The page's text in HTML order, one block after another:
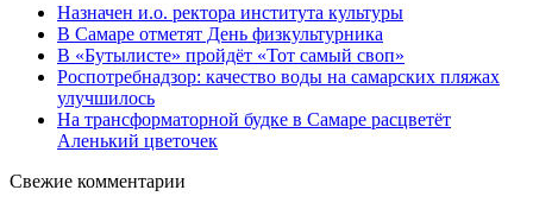
Назначен и.о. ректора института культуры
В Самаре отметят День физкультурника
В «Бутылисте» пройдёт «Тот самый своп»
Роспотребнадзор: качество воды на самарских пляжах
улучшилось
На трансформаторной будке в Самаре расцветёт
Аленький цветочек
Свежие комментарии